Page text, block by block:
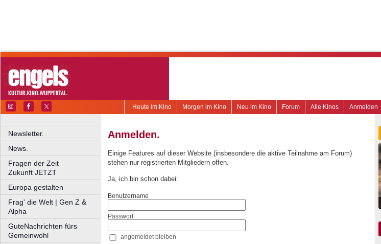
Anmelden
Alle Kinos
Forum
Neu im Kino
Morgen im Kino
Heute im Kino
Newsletter.
News.
Fragen der Zeit
Zukunft JETZT
Europa gestalten
Frag' die Welt | Gen Z &
Alpha
GuteNachrichten fürs
Gemeinwohl
Anmelden.
Einige Features auf dieser Website (insbesondere die aktive Teilnahme am Forum)
stehen nur registrierten Mitgliedern offen.
Ja, ich bin schon dabei:
Benutzername
Passwort
angemeldet bleiben